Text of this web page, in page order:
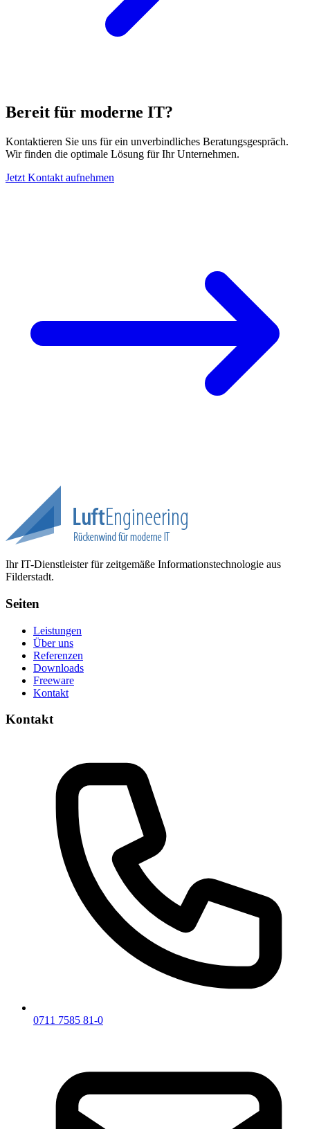
Bereit für moderne IT?
Kontaktieren Sie uns für ein unverbindliches Beratungsgespräch.
Wir finden die optimale Lösung für Ihr Unternehmen.
Jetzt Kontakt aufnehmen
Ihr IT-Dienstleister für zeitgemäße Informationstechnologie aus
Filderstadt.
Seiten
Leistungen
Über uns
Referenzen
Downloads
Freeware
Kontakt
Kontakt
0711 7585 81-0